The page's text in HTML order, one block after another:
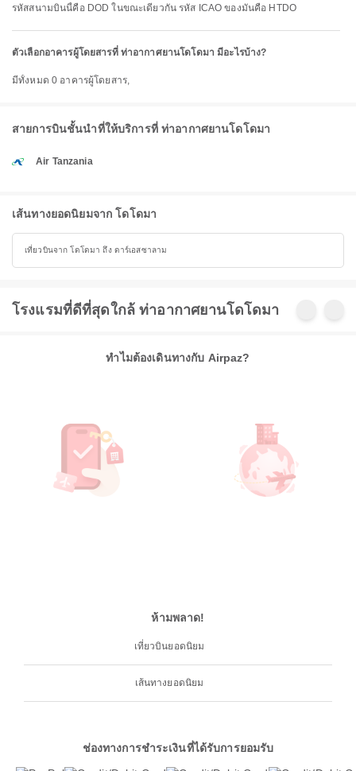
รหัสสนามบินนี้คือ DOD ในขณะเดียวกัน รหัส ICAO ของมันคือ HTDO
ตัวเลือกอาคารผู้โดยสารที่ ท่าอากาศยานโดโดมา มีอะไรบ้าง?
มีทั้งหมด 0 อาคารผู้โดยสาร,
สายการบินชั้นนำที่ให้บริการที่ ท่าอากาศยานโดโดมา
Air Tanzania
เส้นทางยอดนิยมจาก โดโดมา
เที่ยวบินจาก โดโดมา ถึง ดาร์เอสซาลาม
โรงแรมที่ดีที่สุดใกล้ ท่าอากาศยานโดโดมา
ทำไมต้องเดินทางกับ Airpaz?
ห้ามพลาด!
เที่ยวบินยอดนิยม
เส้นทางยอดนิยม
ช่องทางการชำระเงินที่ได้รับการยอมรับ